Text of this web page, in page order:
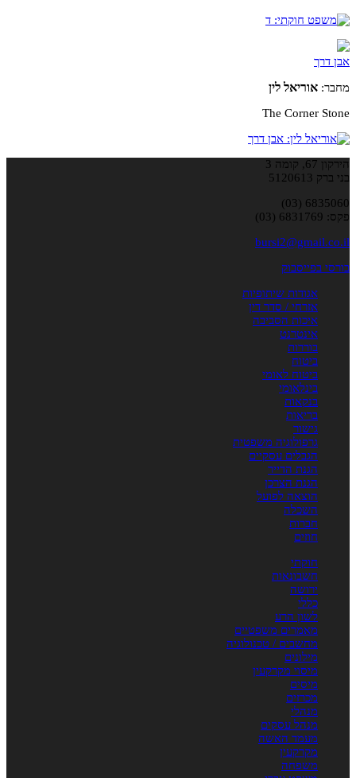
אבן דרך
מחבר: אוריאל לין
The Corner Stone
הירקון 67, קומה 3
בני ברק 5120613
6835060 (03)
פקס: 6831769 (03)
bursi2@gmail.co.il
בורסי בפייסבוק
אגודות שיתופיות
אזרחי / סדר דין
איכות הסביבה
אינטרנט
בוררות
ביטוח
ביטוח לאומי
בינלאומי
בנקאות
בריאות
גישור
גרפולוגיה משפטית
הגבלים עסקיים
הגנת הדייר
הגנת הצרכן
הוצאה לפועל
השכלה
חברות
חוזים
חוקתי
חשבונאות
ירושה
כללי
לשון הרע
מאמרים משפטיים
מחשבים / טכנולוגיה
מילונים
מיסוי מקרקעין
מיסים
מכרזים
מנהלי
מנהל עסקים
מעמד האשה
מקרקעין
משפחה